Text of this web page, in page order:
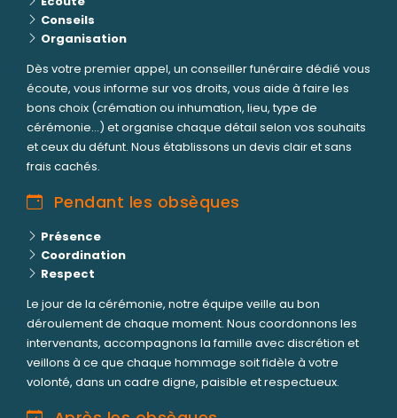
Conseils
Organisation
Dès votre premier appel, un conseiller funéraire dédié vous
écoute, vous informe sur vos droits, vous aide à faire les
bons choix (crémation ou inhumation, lieu, type de
cérémonie...) et organise chaque détail selon vos souhaits
et ceux du défunt. Nous établissons un devis clair et sans
frais cachés.
Pendant les obsèques
Présence
Coordination
Respect
Le jour de la cérémonie, notre équipe veille au bon
déroulement de chaque moment. Nous coordonnons les
intervenants, accompagnons la famille avec discrétion et
veillons à ce que chaque hommage soit fidèle à votre
volonté, dans un cadre digne, paisible et respectueux.